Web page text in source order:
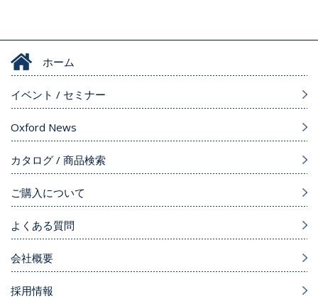
ホーム
イベント / セミナー
Oxford News
カタログ / 商品検索
ご購入について
よくある質問
会社概要
採用情報